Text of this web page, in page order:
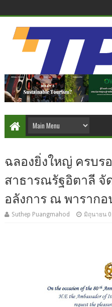
ฉลองยิ่งใหญ่ ครบร
สาธารณรัฐอิตาลี จั
อลังการ ณ พาราก
Suthep Puangmahod มิถุนายน